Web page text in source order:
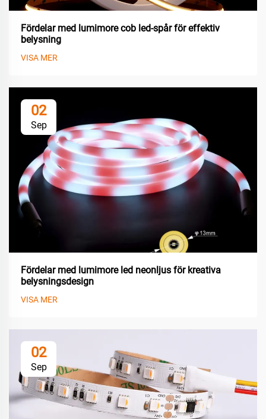
Fördelar med lumimore cob led-spår för effektiv
belysning
VISA MER
02
Sep
Fördelar med lumimore led neonljus för kreativa
belysningsdesign
VISA MER
02
Sep